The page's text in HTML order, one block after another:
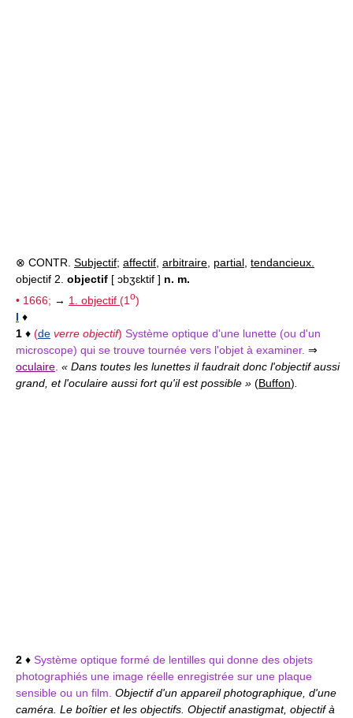
⊗ CONTR. Subjectif; affectif, arbitraire, partial, tendancieux.
objectif 2. objectif [ ɔbʒɛktif ] n. m.
• 1666; → 1. objectif (1 o)
I ♦
1 ♦ (de verre objectif) Système optique d'une lunette (ou d'un
microscope) qui se trouve tournée vers l'objet à examiner. ⇒
oculaire « Dans toutes les lunettes il faudrait donc l'objectif aussi
grand, et l'oculaire aussi fort qu'il est possible » (Buffon)
2 ♦ Système optique formé de lentilles qui donne des objets
photographiés une image réelle enregistrée sur une plaque
sensible ou un film. Objectif d'un appareil photographique, d'une
caméra. Le boîtier et les objectifs. Objectif anastigmat, objectif à